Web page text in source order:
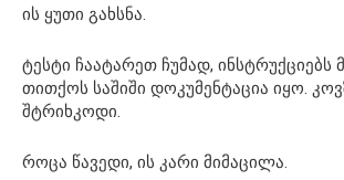
ის ყუთი გახსნა.
ტესტი ჩაატარეთ ჩუმად, ინსტრუქციებს
თითქოს საშიში დოკუმენტაცია იყო.
შტრიხკოდი.
როცა წავედი, ის კარი მიმაცილა.